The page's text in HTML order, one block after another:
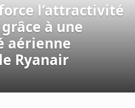
l’attractivité
à une
aérienne
Ryanair